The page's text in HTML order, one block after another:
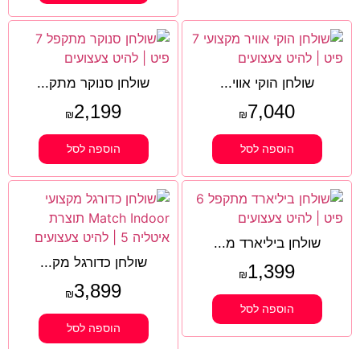
שולחן הוקי אווי...
₪7,040
הוספה לסל
שולחן סנוקר מתק...
₪2,199
הוספה לסל
שולחן ביליארד מ...
₪1,399
הוספה לסל
שולחן כדורגל מק...
₪3,899
הוספה לסל